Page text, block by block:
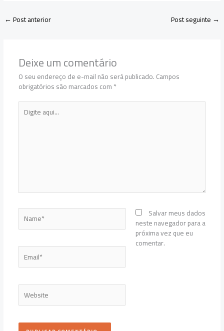
←Post anterior Post seguinte →
Deixe um comentário
O seu endereço de e-mail não será publicado.Campos
obrigatórios são marcados com*
Digite
aqui...
Name*
Email*
Website
Salvar meus dados
neste navegador para a
próxima vez que eu
comentar.